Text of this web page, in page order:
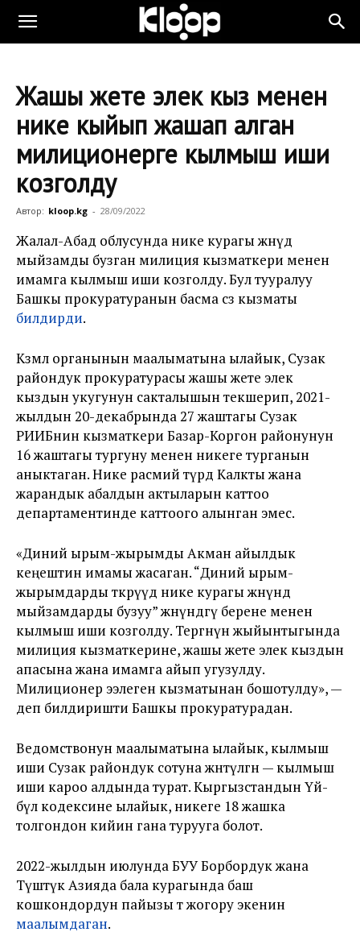
Жашы жете элек кыз менен
нике кыйып жашап алган
милиционерге кылмыш иши
козголду
Автор: kloop.kg - 28/09/2022
Жалал-Абад облусунда нике курагы жөнүдө
мыйзамды бузган милиция кызматкери менен
имамга кылмыш иши козголду. Бул тууралуу
Башкы прокуратуранын басма сөз кызматы
билдирди.
Көзөмөл органынын маалыматына ылайык, Сузак
райондук прокуратурасы жашы жете элек
кыздын укугунун сакталышын текшерип, 2021-
жылдын 20-декабрында 27 жаштагы Сузак
РИИБнин кызматкери Базар-Коргон районунун
16 жаштагы тургуну менен никеге турганын
аныктаган. Нике расмий түрдө Калкты жана
жарандык абалдын актыларын каттоо
департаментинде каттоого алынган эмес.
«Диний ырым-жырымды Акман айылдык
кеңештин имамы жасаган. “Диний ырым-
жырымдарды өткөрүүдө нике курагы жөнүндө
мыйзамдарды бузуу” жөнүндөгү берене менен
кылмыш иши козголду. Тергөөнүн жыйынтыгында
милиция кызматкерине, жашы жете элек кыздын
апасына жана имамга айып угузулду.
Милиционер ээлеген кызматынан бошотулду», —
деп билдиришти Башкы прокуратурадан.
Ведомствонун маалыматына ылайык, кылмыш
иши Сузак райондук сотуна жөнөтүлгөн — кылмыш
иши кароо алдында турат. Кыргызстандын Үй-
бүлө кодексине ылайык, никеге 18 жашка
толгондон кийин гана турууга болот.
2022-жылдын июлунда БУУ Борбордук жана
Түштүк Азияда бала курагында баш
кошкондордун пайызы өтө жогору экенин
маалымдаган.